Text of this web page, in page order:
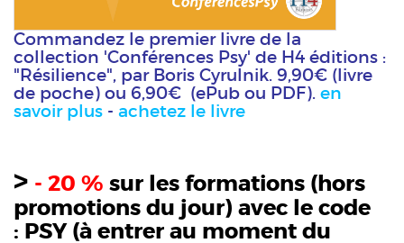
Commandez le premier livre de la
collection 'Conférences Psy' de H4 éditions :
"Résilience", par Boris Cyrulnik. 9,90€ (livre
de poche) ou 6,90€ (ePub ou PDF). en
savoir plus - achetez le livre
> - 20 % sur les formations (hors
promotions du jour) avec le code
: PSY(à entrer au moment du